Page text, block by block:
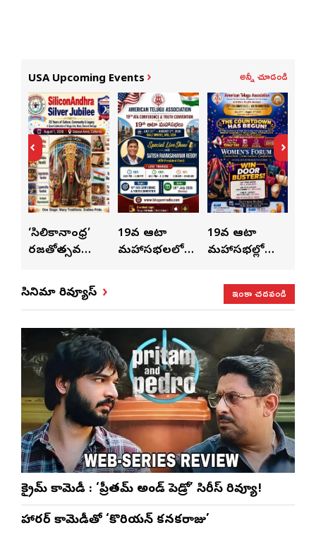
USA Upcoming Events అన్నీ చూడండి
‘సిలికానాంధ్ర’
రజతోత్సవ
కుంభ హారతి
19వ ఆటా
మహాసభలలో
19వ ఆటా
మహాసభల్లో
ప్రత్యేకంగా
‘ఉమెన్స్ ఫోరమ్’
సినిమా రివ్యూస్ ఇంకా చదవండి
క్రైమ్ కామెడీ : ‘ప్రీతమ్ అండ్ పెడ్రో’ సిరీస్ రివ్యూ!
హారర్ కామెడీతో ‘కొరియన్ కనకరాజు’